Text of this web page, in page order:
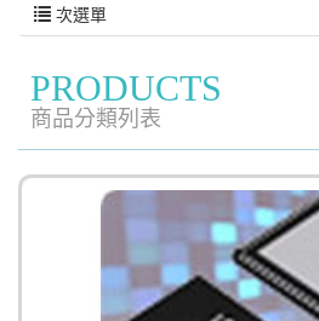
次選單
PRODUCTS
商品分類列表